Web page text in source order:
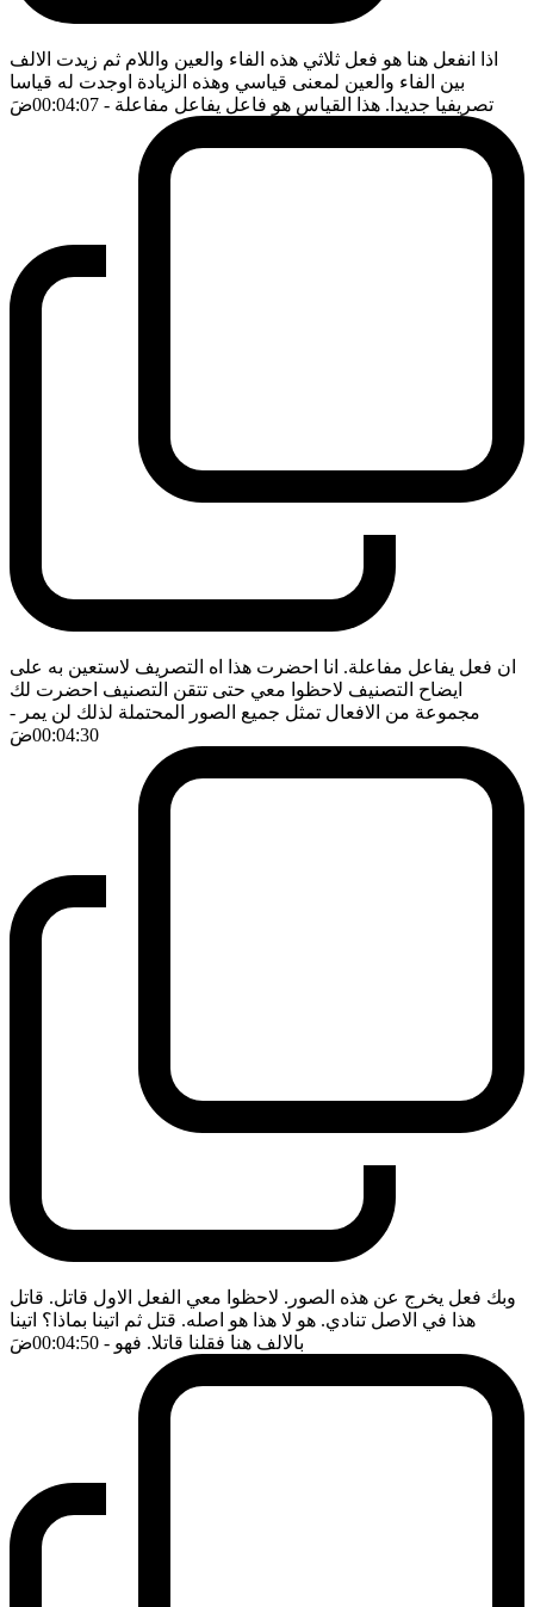
اذا انفعل هنا هو فعل ثلاثي هذه الفاء والعين واللام ثم زيدت الالف
بين الفاء والعين لمعنى قياسي وهذه الزيادة اوجدت له قياسا
تصريفيا جديدا. هذا القياس هو فاعل يفاعل مفاعلة - 00:04:07 ضَ
ان فعل يفاعل مفاعلة. انا احضرت هذا اه التصريف لاستعين به على
ايضاح التصنيف لاحظوا معي حتى تتقن التصنيف احضرت لك
مجموعة من الافعال تمثل جميع الصور المحتملة لذلك لن يمر -
00:04:30ضَ
وبك فعل يخرج عن هذه الصور. لاحظوا معي الفعل الاول قاتل. قاتل
هذا في الاصل تنادي. هو لا هذا هو اصله. قتل ثم اتينا بماذا؟ اتينا
بالالف هنا فقلنا قاتلا. فهو - 00:04:50 ضَ